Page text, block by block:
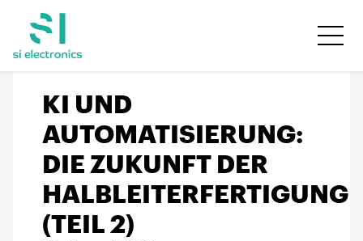
KI UND
AUTOMATISIERUNG:
DIE ZUKUNFT DER
HALBLEITERFERTIGUNG
(TEIL 2)